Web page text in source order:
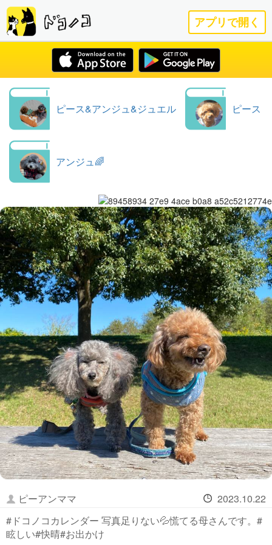
アプリで開く
ピース&アンジュ&ジュエル ピース
アンジュ🌈
ピーアンママ
2023.10.22
#ドコノコカレンダー 写真足りない💦慌てる母さんです。#
眩しい#快晴#お出かけ